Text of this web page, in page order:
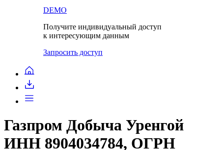
DEMO
Получите индивидуальный доступ
к интересующим данным
Запросить доступ
Газпром Добыча Уренгой
ИНН 8904034784, ОГРН